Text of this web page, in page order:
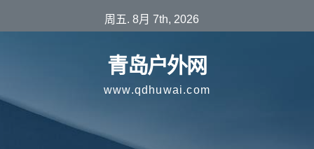
至
周五. 8月 7th, 2026
青岛户外网
www.qdhuwai.com